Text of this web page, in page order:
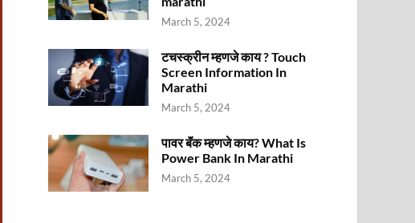
March 5, 2024
टचस्क्रीन म्हणजे काय ? Touch
Screen Information In
Marathi
March 5, 2024
पावर बॅंक म्हणजे काय? What Is
Power Bank In Marathi
March 5, 2024